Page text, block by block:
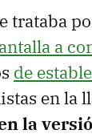
trataba
a
de
en la
la